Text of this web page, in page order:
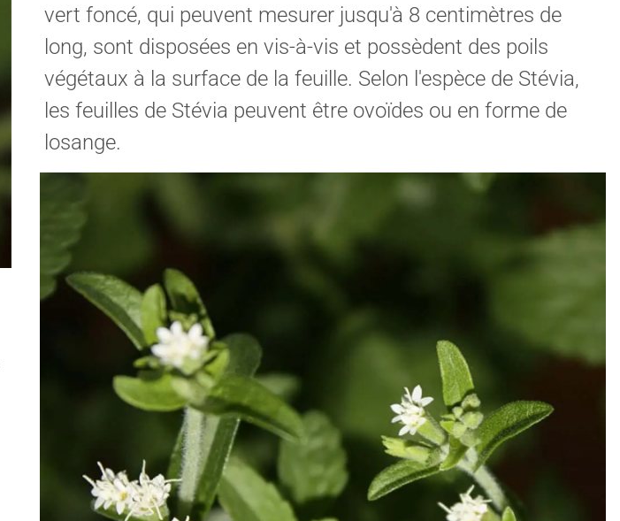
vert foncé, qui peuvent mesurer jusqu'à 8 centimètres de
long, sont disposées en vis-à-vis et possèdent des poils
végétaux à la surface de la feuille. Selon l'espèce de Stévia,
les feuilles de Stévia peuvent être ovoïdes ou en forme de
losange.